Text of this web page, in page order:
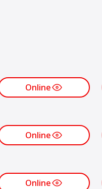
Online
Online
Online